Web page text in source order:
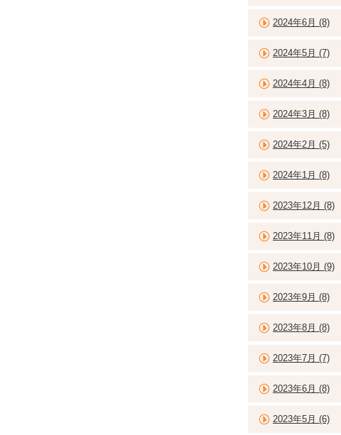
2024年6月 (8)
2024年5月 (7)
2024年4月 (8)
2024年3月 (8)
2024年2月 (5)
2024年1月 (8)
2023年12月 (8)
2023年11月 (8)
2023年10月 (9)
2023年9月 (8)
2023年8月 (8)
2023年7月 (7)
2023年6月 (8)
2023年5月 (6)